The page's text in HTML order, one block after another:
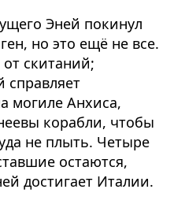
Эней покинул
но это ещё не все.
скитаний;
справляет
могиле Анхиса,
корабли, чтобы
не плыть. Четыре
остаются,
достигает Италии.